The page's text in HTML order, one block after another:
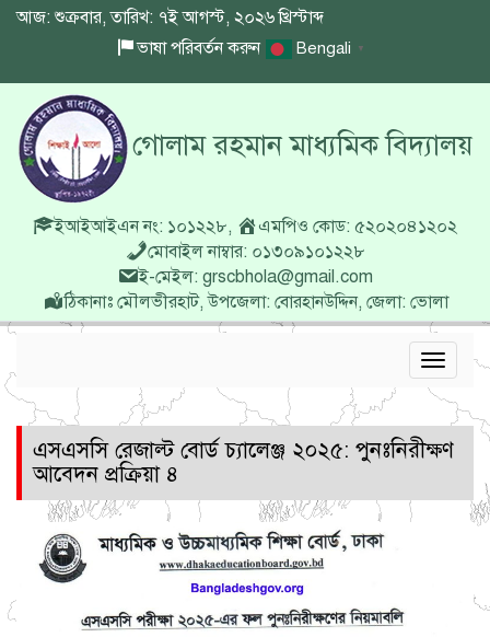
আজ: শুক্রবার, তারিখ: ৭ই আগস্ট, ২০২৬ খ্রিস্টাব্দ
ভাষা পরিবর্তন করুন
Bengali ▼
গোলাম রহমান মাধ্যমিক বিদ্যালয়
ইআইআইএন নং: ১০১২২৮,
এমপিও কোড: ৫২০২০৪১২০২
মোবাইল নাম্বার: ০১৩০৯১০১২২৮
ই-মেইল: grscbhola@gmail.com
ঠিকানাঃ মৌলভীরহাট, উপজেলা: বোরহানউদ্দিন, জেলা: ভোলা
Toggle
এসএসসি রেজাল্ট বোর্ড চ্যালেঞ্জ ২০২৫: পুনঃনিরীক্ষণ
আবেদন প্রক্রিয়া ৪